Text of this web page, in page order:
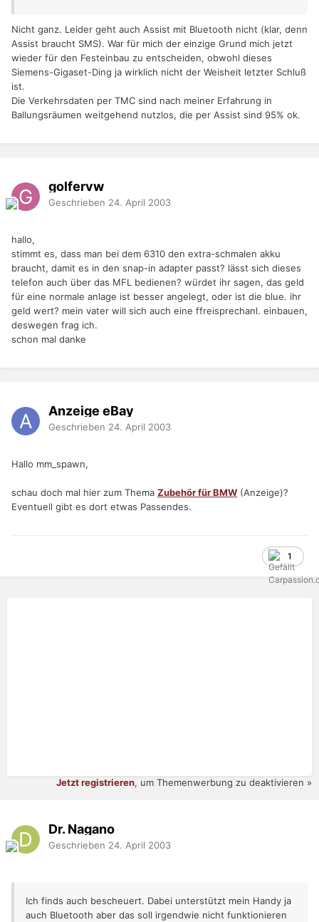
Nicht ganz. Leider geht auch Assist mit Bluetooth nicht (klar, denn
Assist braucht SMS). War für mich der einzige Grund mich jetzt
wieder für den Festeinbau zu entscheiden, obwohl dieses
Siemens-Gigaset-Ding ja wirklich nicht der Weisheit letzter Schluß
ist.
Die Verkehrsdaten per TMC sind nach meiner Erfahrung in
Ballungsräumen weitgehend nutzlos, die per Assist sind 95% ok.
golfervw
Geschrieben 24. April 2003
hallo,
stimmt es, dass man bei dem 6310 den extra-schmalen akku
braucht, damit es in den snap-in adapter passt? lässt sich dieses
telefon auch über das MFL bedienen? würdet ihr sagen, das geld
für eine normale anlage ist besser angelegt, oder ist die blue. ihr
geld wert? mein vater will sich auch eine ffreisprechanl. einbauen,
deswegen frag ich.
schon mal danke
Anzeige eBay
Geschrieben 24. April 2003
Hallo mm_spawn,
schau doch mal hier zum Thema Zubehör für BMW (Anzeige)?
Eventuell gibt es dort etwas Passendes.
1
Jetzt registrieren, um Themenwerbung zu deaktivieren »
Dr. Nagano
Geschrieben 24. April 2003
Ich finds auch bescheuert. Dabei unterstützt mein Handy ja
auch Bluetooth aber das soll irgendwie nicht funktionieren